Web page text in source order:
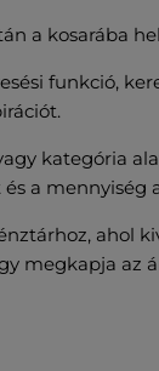
a kosarába
funkció,
kategória
a mennyiség
ahol
megkapja az